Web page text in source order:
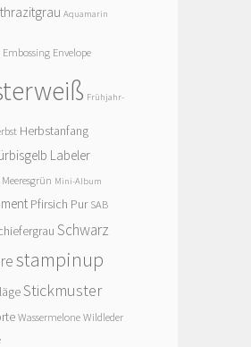
Aquamarin
Embossing Envelope
Frühjahr-
Herbstanfang
Labeler
Meeresgrün Mini-Album
Pfirsich Pur SAB
Schwarz
stampinup
Stickmuster
Wassermelone Wildleder